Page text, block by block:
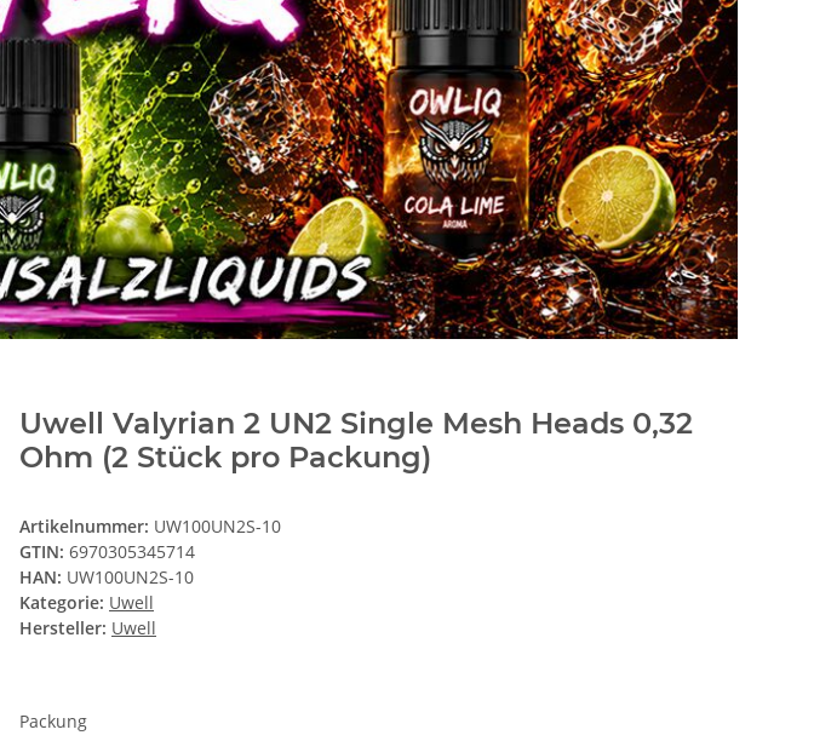
Uwell Valyrian 2 UN2 Single Mesh Heads 0,32
Ohm (2 Stück pro Packung)
Artikelnummer: UW100UN2S-10
GTIN: 6970305345714
HAN: UW100UN2S-10
Kategorie: Uwell
Hersteller: Uwell
Packung